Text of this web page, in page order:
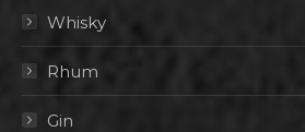
Whisky
Rhum
Gin